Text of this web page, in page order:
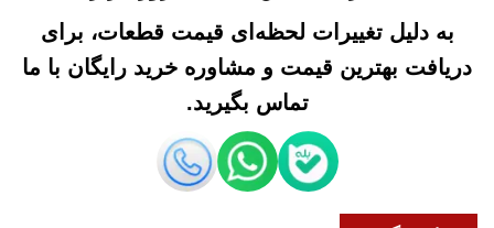
به دلیل تغییرات لحظه‌ای قیمت قطعات، برای
دریافت بهترین قیمت و مشاوره خرید رایگان با ما
تماس بگیرید.